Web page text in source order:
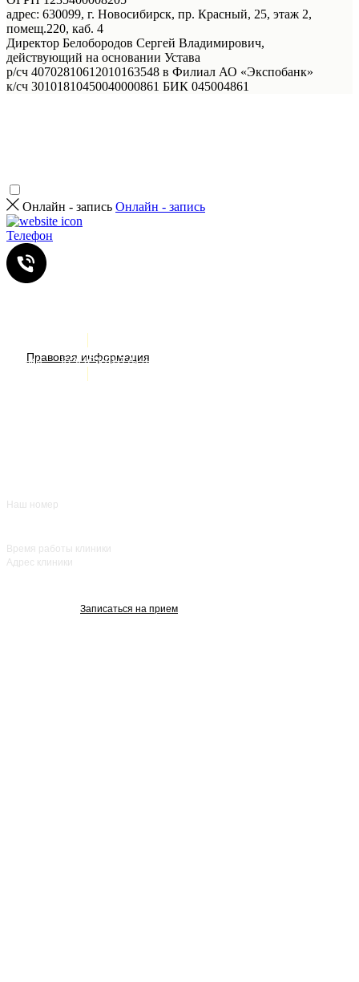
Правовая информация
Акции
Наш номер
Время работы клиники
Адрес клиники
Записаться на прием
адрес: 630099, г. Новосибирск, пр. Красный, 25, этаж 2,
помещ.220, каб. 4
Директор Белобородов Сергей Владимирович,
действующий на основании Устава
р/сч 40702810612010163548 в Филиал АО «Экспобанк»
к/сч 30101810450040000861 БИК 045004861
ИМЕЮТСЯ ПРОТИВОПОКАЗАНИЯ. НЕОБХОДИМА
КОНСУЛЬТАЦИЯ СПЕЦИАЛИСТА
Онлайн - запись Онлайн - запись
Телефон